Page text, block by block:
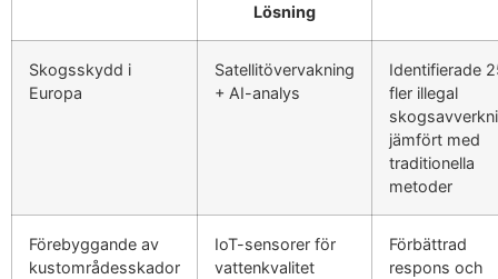
Lösning
Skogsskydd i
Europa
Satellitövervakning
+ AI-analys
Identifierade
fler illegal
jämfört med
traditionella
metoder
Förebyggande av
kustområdesskador
IoT-sensorer för
vattenkvalitet
Förbättrad
respons och